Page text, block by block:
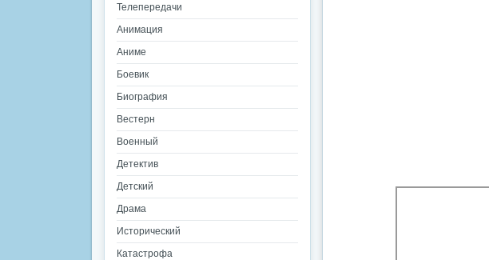
Телепередачи
Анимация
Аниме
Боевик
Биография
Вестерн
Военный
Детектив
Детский
Драма
Исторический
Катастрофа